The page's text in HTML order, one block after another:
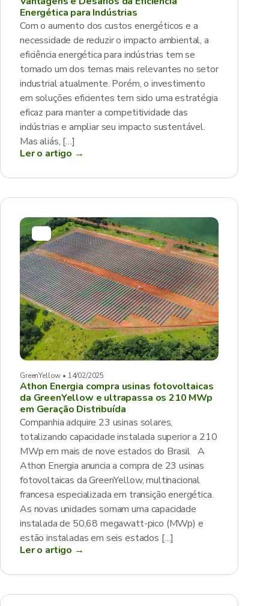
Energética para Indústrias
Com o aumento dos custos energéticos e a
necessidade de reduzir o impacto ambiental, a
eficiência energética para indústrias tem se
tornado um dos temas mais relevantes no setor
industrial atualmente. Porém, o investimento
em soluções eficientes tem sido uma estratégia
eficaz para manter a competitividade das
indústrias e ampliar seu impacto sustentável.
Mas aliás, […]
Ler o artigo →
GreenYellow • 14/02/2025
Athon Energia compra usinas fotovoltaicas
da GreenYellow e ultrapassa os 210 MWp
em Geração Distribuída
Companhia adquire 23 usinas solares,
totalizando capacidade instalada superior a 210
MWp em mais de nove estados do Brasil A
Athon Energia anuncia a compra de 23 usinas
fotovoltaicas da GreenYellow, multinacional
francesa especializada em transição energética.
As novas unidades somam uma capacidade
instalada de 50,68 megawatt-pico (MWp) e
estão instaladas em seis estados […]
Ler o artigo →